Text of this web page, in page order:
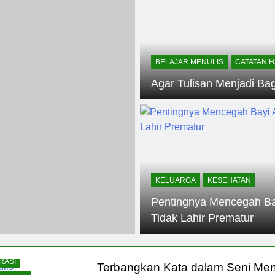
Pagi yang Mengubah Takdir: Rahasia
Buku: Menjemput Era Digital dengan Kata-kata
Geriatri: Tantangan dan Harapan untuk Lansia
BELAJAR MENULIS CATATAN
Agar Tulisan Menjadi
KELUARGA KESEHATAN
Pentingnya Mencegah
Tidak Lahir Prematur
HARIAN
Terbangkan Kata dalam Seni